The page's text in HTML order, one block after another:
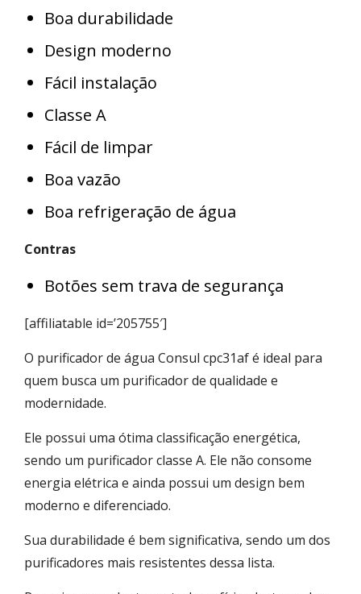
Boa durabilidade
Design moderno
Fácil instalação
Classe A
Fácil de limpar
Boa vazão
Boa refrigeração de água
Contras
Botões sem trava de segurança
[affiliatable id=’205755′]
O purificador de água Consul cpc31af é ideal para
quem busca um purificador de qualidade e
modernidade.
Ele possui uma ótima classificação energética,
sendo um purificador classe A. Ele não consome
energia elétrica e ainda possui um design bem
moderno e diferenciado.
Sua durabilidade é bem significativa, sendo um dos
purificadores mais resistentes dessa lista.